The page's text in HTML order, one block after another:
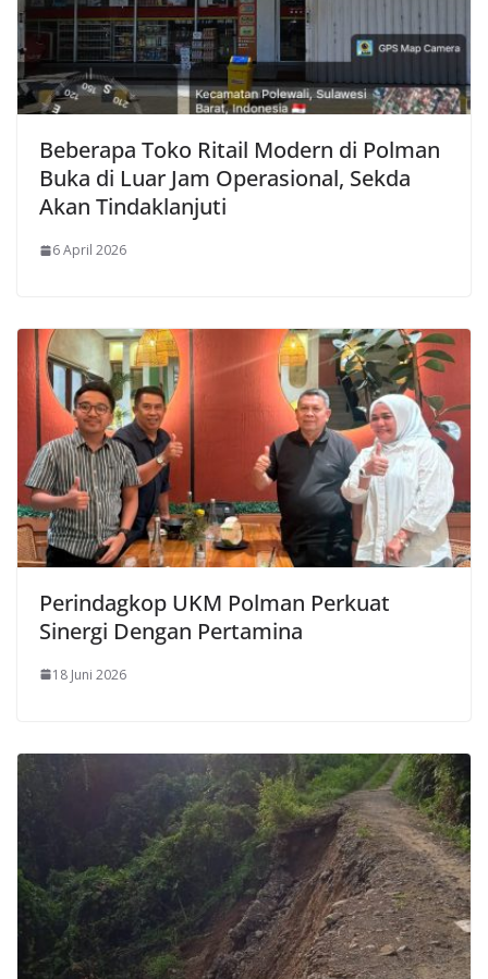
Beberapa Toko Ritail Modern di Polman
Buka di Luar Jam Operasional, Sekda
Akan Tindaklanjuti
6 April 2026
Perindagkop UKM Polman Perkuat
Sinergi Dengan Pertamina
18 Juni 2026